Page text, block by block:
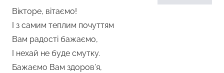
Вікторе, вітаємо!
І з самим теплим почуттям
Вам радості бажаємо,
І нехай не буде смутку.
Бажаємо Вам здоров’я,